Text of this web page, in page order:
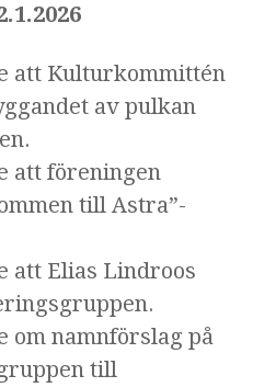
att Kulturkommittén
av pulkan
att föreningen
till Astra”-
att Elias Lindroos
om namnförslag på
till